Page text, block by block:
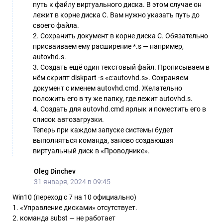
путь к файлу виртуального диска. В этом случае он
лежит в корне диска С. Вам нужно указать путь до
своего файла.
2. Сохранить документ в корне диска С. Обязательно
присваиваем ему расширение *.s — например,
autovhd.s.
3. Создать ещё один текстовый файл. Прописываем в
нём скрипт diskpart -s «c:autovhd.s». Сохраняем
документ с именем autovhd.cmd. Желательно
положить его в ту же папку, где лежит autovhd.s.
4. Создать для autovhd.cmd ярлык и поместить его в
список автозагрузки.
Теперь при каждом запуске системы будет
выполняться команда, заново создающая
виртуальный диск в «Проводнике».
Oleg Dinchev
31 января, 2024 в 09:45
Win10 (переход с 7 на 10 официально)
1. «Управление дисками» отсутствует.
2. команда subst — не работает